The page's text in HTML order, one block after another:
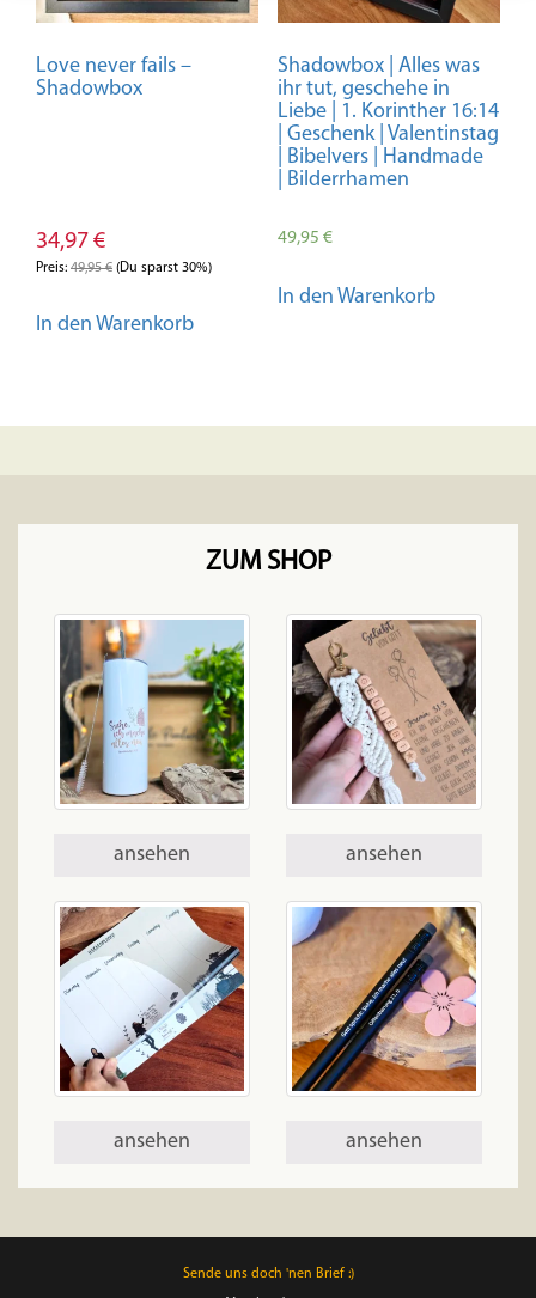
Love never fails –
Shadowbox
34,97 €
Preis: 49,95€ (Du sparst 30%)
In den Warenkorb
Shadowbox | Alles was
ihr tut, geschehe in
Liebe | 1. Korinther 16:14
| Geschenk | Valentinstag
| Bibelvers | Handmade
| Bilderrhamen
49,95 €
In den Warenkorb
ZUM SHOP
ansehen ansehen
ansehen ansehen
Sende uns doch 'nen Brief :)